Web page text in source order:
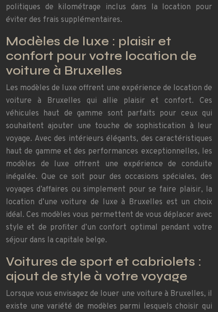
politiques de kilométrage inclus dans la location pour
éviter des frais supplémentaires.
Modèles de luxe : plaisir et
confort pour votre location de
voiture à Bruxelles
Les modèles de luxe offrent une expérience de location de
voiture à Bruxelles qui allie plaisir et confort. Ces
véhicules haut de gamme sont parfaits pour ceux qui
souhaitent ajouter une touche de sophistication à leur
voyage. Avec des intérieurs élégants, des caractéristiques
haut de gamme et des performances exceptionnelles, les
modèles de luxe offrent une expérience de conduite
inégalée. Que ce soit pour des occasions spéciales, des
voyages d’affaires ou simplement pour se faire plaisir, la
location d’une voiture de luxe à Bruxelles est un choix
idéal. Ces modèles vous permettent de vous déplacer avec
style et de profiter d’un confort optimal pendant votre
séjour dans la capitale belge.
Voitures de sport et cabriolets :
ajout de style à votre voyage
Lorsque vous envisagez de louer une voiture à Bruxelles, il
existe une variété de modèles parmi lesquels choisir qui